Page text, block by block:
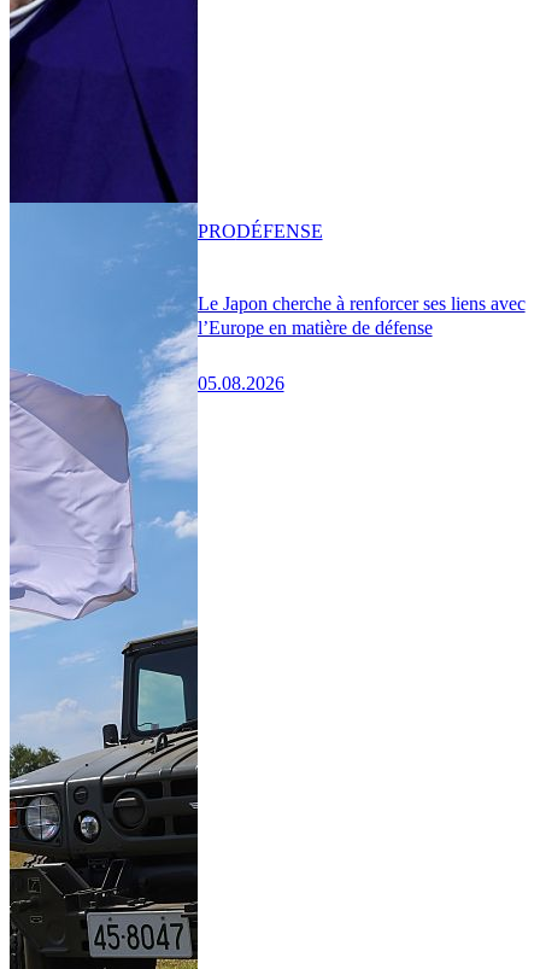
Le Japon cherche à renforcer ses liens avec
l’Europe en matière de défense
05.08.2026
PRODÉFENSE